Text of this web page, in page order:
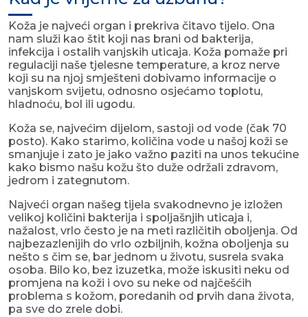
Koža je najveći organ i prekriva čitavo tijelo. Ona
nam služi kao štit koji nas brani od bakterija,
infekcija i ostalih vanjskih uticaja. Koža pomaže pri
regulaciji naše tjelesne temperature, a kroz nerve
koji su na njoj smješteni dobivamo informacije o
vanjskom svijetu, odnosno osjećamo toplotu,
hladnoću, bol ili ugodu.
Koža se, najvećim dijelom, sastoji od vode (čak 70
posto). Kako starimo, količina vode u našoj koži se
smanjuje i zato je jako važno paziti na unos tekućine
kako bismo našu kožu što duže održali zdravom,
jedrom i zategnutom.
Najveći organ našeg tijela svakodnevno je izložen
velikoj količini bakterija i spoljašnjih uticaja i,
nažalost, vrlo često je na meti različitih oboljenja. Od
najbezazlenijih do vrlo ozbiljnih, kožna oboljenja su
nešto s čim se, bar jednom u životu, susrela svaka
osoba. Bilo ko, bez izuzetka, može iskusiti neku od
promjena na koži i ovo su neke od najčešćih
problema s kožom, poredanih od prvih dana života,
pa sve do zrele dobi.